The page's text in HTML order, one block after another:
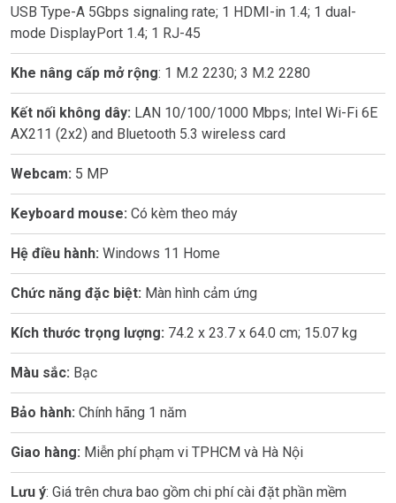
USB Type-A 5Gbps signaling rate; 1 HDMI-in 1.4; 1 dual-
mode DisplayPort 1.4; 1 RJ-45
Khe nâng cấp mở rộng: 1 M.2 2230; 3 M.2 2280
Kết nối không dây: LAN 10/100/1000 Mbps; Intel Wi-Fi 6E
AX211 (2x2) and Bluetooth 5.3 wireless card
Webcam: 5 MP
Keyboard mouse: Có kèm theo máy
Hệ điều hành: Windows 11 Home
Chức năng đặc biệt: Màn hình cảm ứng
Kích thước trọng lượng: 74.2 x 23.7 x 64.0 cm; 15.07 kg
Màu sắc: Bạc
Bảo hành: Chính hãng 1 năm
Giao hàng: Miễn phí phạm vi TPHCM và Hà Nội
Lưu ý: Giá trên chưa bao gồm chi phí cài đặt phần mềm